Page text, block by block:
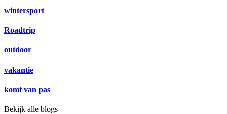
wintersport
Roadtrip
outdoor
vakantie
komt van pas
Bekijk alle blogs